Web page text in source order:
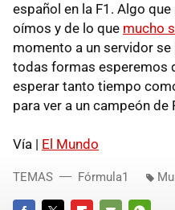
español en la F1. Algo
oímos y de lo que mucho
momento a un servidor
todas formas esperemos
esperar tanto tiempo
para ver a un campeón de
Vía | El Mundo
TEMAS Fórmula1